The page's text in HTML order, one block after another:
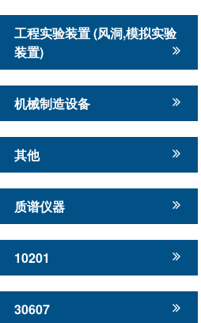
工程实验装置 (风洞,模拟实验
装置)
机械制造设备
其他
质谱仪器
10201
30607